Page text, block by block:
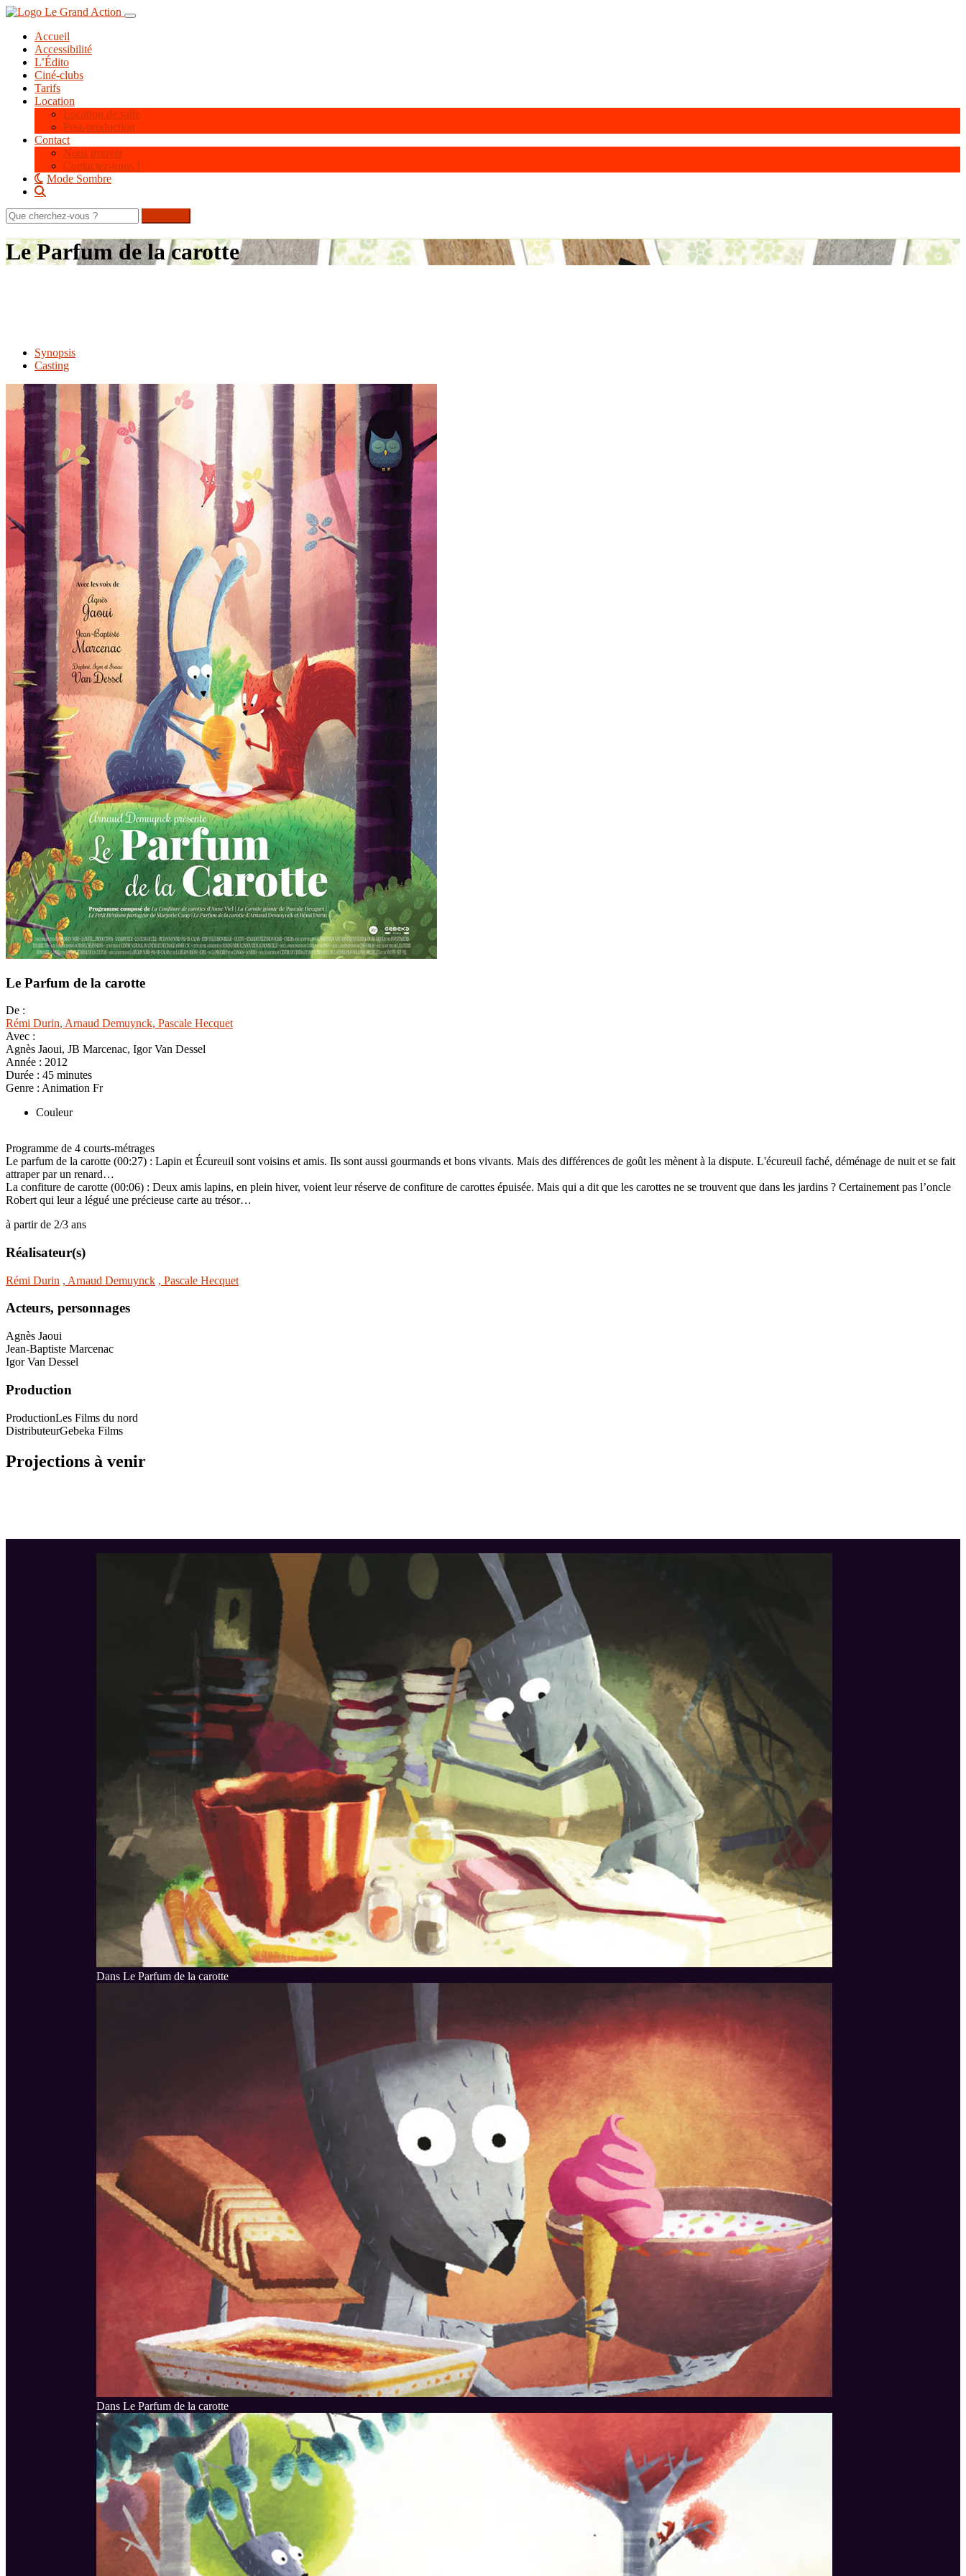
Aller
contenu
principal
Toggle navigation
Accueil
Accessibilité
L’Édito
Ciné-clubs
Tarifs
Location
Location de salle
Post-production
Contact
Nous trouver
Contactez-nous !
Mode Sombre
Rechercher
sur
le
site
Le Parfum de la carotte
Synopsis
Casting
Le Parfum de la carotte
De :
Rémi Durin, Arnaud Demuynck, Pascale Hecquet
Avec :
Agnès Jaoui, JB Marcenac, Igor Van Dessel
Année : 2012
Durée : 45 minutes
Genre : Animation Fr
Couleur
Programme de 4 courts-métrages
Le parfum de la carotte (00:27) : Lapin et Écureuil sont voisins et amis. Ils sont aussi gourmands et bons vivants. Mais des différences de goût les mènent à la dispute. L'écureuil faché, déménage de nuit et se fait
attraper par un renard…
La confiture de carotte (00:06) : Deux amis lapins, en plein hiver, voient leur réserve de confiture de carottes épuisée. Mais qui a dit que les carottes ne se trouvent que dans les jardins ? Certainement pas l’oncle
Robert qui leur a légué une précieuse carte au trésor…
à partir de 2/3 ans
Réalisateur(s)
Rémi Durin , Arnaud Demuynck , Pascale Hecquet
Acteurs, personnages
Agnès Jaoui
Jean-Baptiste Marcenac
Igor Van Dessel
Production
ProductionLes Films du nord
DistributeurGebeka Films
Projections à venir
Dans Le Parfum de la carotte
Dans Le Parfum de la carotte